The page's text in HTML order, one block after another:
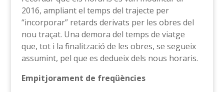
2016, ampliant el temps del trajecte per
“incorporar” retards derivats per les obres del
nou traçat. Una demora del temps de viatge
que, tot i la finalització de les obres, se segueix
assumint, pel que es dedueix dels nous horaris.
Empitjorament de freqüències